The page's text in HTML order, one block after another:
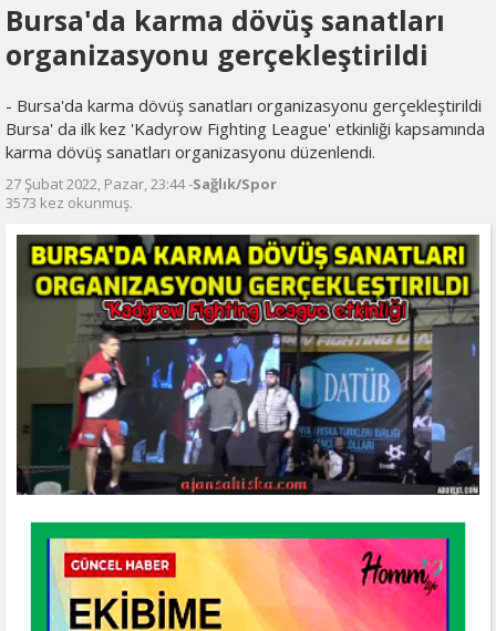
Bursa'da karma dövüş sanatları
organizasyonu gerçekleştirildi
- Bursa'da karma dövüş sanatları organizasyonu gerçekleştirildi
Bursa' da ilk kez 'Kadyrow Fighting League' etkinliği kapsamında
karma dövüş sanatları organizasyonu düzenlendi.
27 Şubat 2022, Pazar, 23:44 -Sağlık/Spor
3573 kez okunmuş.